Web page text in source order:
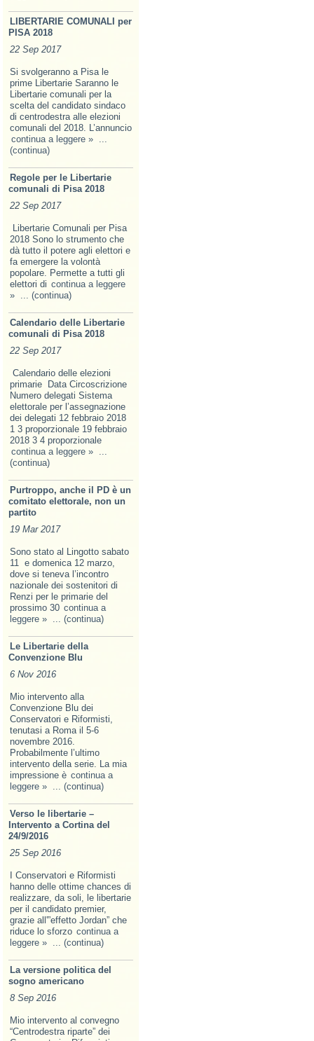
LIBERTARIE COMUNALI per
PISA 2018
22 Sep 2017
Si svolgeranno a Pisa le
prime Libertarie Saranno le
Libertarie comunali per la
scelta del candidato sindaco
di centrodestra alle elezioni
comunali del 2018. L’annuncio
continua a leggere » ...
(continua)
Regole per le Libertarie
comunali di Pisa 2018
22 Sep 2017
Libertarie Comunali per Pisa
2018 Sono lo strumento che
dà tutto il potere agli elettori e
fa emer­gere la volontà
popolare. Permette a tutti gli
elettori di continua a leggere
» ... (continua)
Calendario delle Libertarie
comunali di Pisa 2018
22 Sep 2017
Calendario delle elezioni
primarie Data Circoscrizione
Numero delegati Sistema
elettorale per l’assegnazione
dei delegati 12 febbraio 2018
1 3 proporzionale 19 febbraio
2018 3 4 proporzionale
continua a leggere » ...
(continua)
Purtroppo, anche il PD è un
comitato elettorale, non un
partito
19 Mar 2017
Sono stato al Lingotto sabato
11 e domenica 12 marzo,
dove si teneva l’incontro
nazionale dei sostenitori di
Renzi per le primarie del
prossimo 30 continua a
leggere » ... (continua)
Le Libertarie della
Convenzione Blu
6 Nov 2016
Mio intervento alla
Convenzione Blu dei
Conservatori e Riformisti,
tenutasi a Roma il 5-6
novembre 2016.
Probabilmente l’ultimo
intervento della serie. La mia
impressione è continua a
leggere » ... (continua)
Verso le libertarie –
Intervento a Cortina del
24/9/2016
25 Sep 2016
I Conservatori e Riformisti
hanno delle ottime chances di
realizzare, da soli, le libertarie
per il candidato premier,
grazie all'”effetto Jordan” che
riduce lo sforzo continua a
leggere » ... (continua)
La versione politica del
sogno americano
8 Sep 2016
Mio intervento al convegno
“Centrodestra riparte” dei